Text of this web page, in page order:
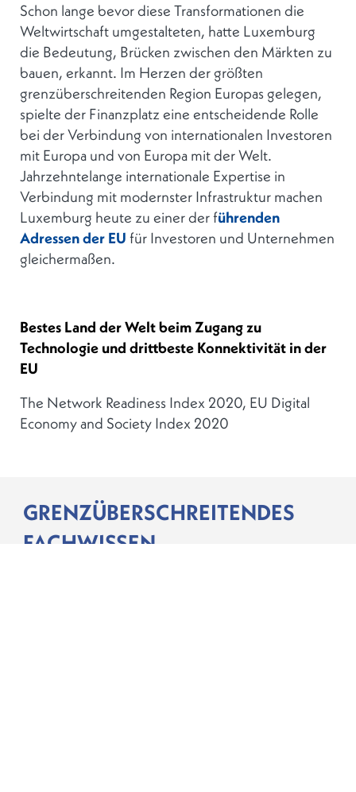
Schon lange bevor diese Transformationen die
Weltwirtschaft umgestalteten, hatte Luxemburg
die Bedeutung, Brücken zwischen den Märkten zu
bauen, erkannt. Im Herzen der größten
grenzüberschreitenden Region Europas gelegen,
spielte der Finanzplatz eine entscheidende Rolle
bei der Verbindung von internationalen Investoren
mit Europa und von Europa mit der Welt.
Jahrzehntelange internationale Expertise in
Verbindung mit modernster Infrastruktur machen
Luxemburg heute zu einer der führenden
Adressen der EU für Investoren und Unternehmen
gleichermaßen.
Bestes Land der Welt beim Zugang zu
Technologie und drittbeste Konnektivität in der
EU
The Network Readiness Index 2020, EU Digital
Economy and Society Index 2020
GRENZÜBERSCHREITENDES
FACHWISSEN